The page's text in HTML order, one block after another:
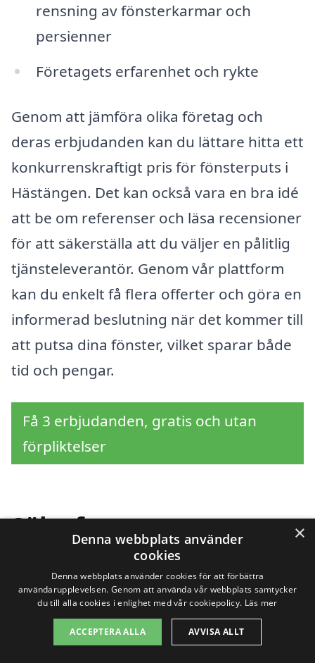
rensning av fönsterkarmar och
persienner
Företagets erfarenhet och rykte
Genom att jämföra olika företag och
deras erbjudanden kan du lättare hitta ett
konkurrenskraftigt pris för fönsterputs i
Hästängen. Det kan också vara en bra idé
att be om referenser och läsa recensioner
för att säkerställa att du väljer en pålitlig
tjänsteleverantör. Genom vår plattform
kan du enkelt få flera offerter och göra en
informerad beslutning när det kommer till
att putsa dina fönster, vilket sparar både
tid och pengar.
Få 3 erbjudanden, gratis och utan
förpliktelser
Sök efter en
professionell för
fönsterputs i andra
städer nära Hästängen
×
Denna webbplats använder
cookies
Denna webbplats använder cookies för att förbättra
användarupplevelsen. Genom att använda vår webbplats samtycker
du till alla cookies i enlighet med vår cookiepolicy. Läs mer
ACCEPTERA ALLA AVVISA ALLT